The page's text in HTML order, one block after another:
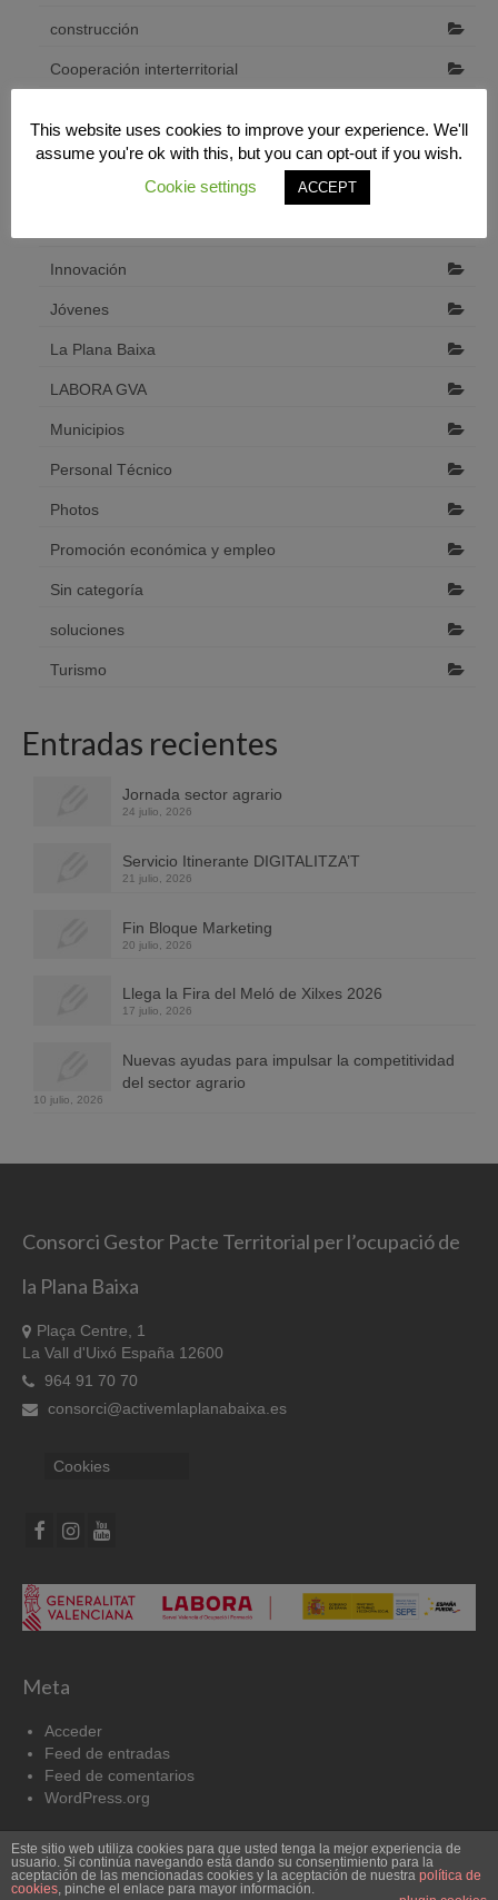
construcción
Cooperación interterritorial
Diputació de Castelló
emprendedores
Innovación
Jóvenes
La Plana Baixa
LABORA GVA
Municipios
Personal Técnico
Photos
Promoción económica y empleo
Sin categoría
soluciones
Turismo
Entradas recientes
Jornada sector agrario
24 julio, 2026
Servicio Itinerante DIGITALITZA’T
21 julio, 2026
Fin Bloque Marketing
20 julio, 2026
Llega la Fira del Meló de Xilxes 2026
17 julio, 2026
Nuevas ayudas para impulsar la competitividad
del sector agrario
10 julio, 2026
Consorci Gestor Pacte Territorial per l’ocupació de
la Plana Baixa
Plaça Centre, 1
La Vall d'Uixó España 12600
964 91 70 70
consorci@activemlaplanabaixa.es
Cookies
Meta
Acceder
Feed de entradas
Feed de comentarios
WordPress.org
Cookies Aviso Legal
© 2026 Pacto por el Empleo
Este sitio web utiliza cookies para que usted tenga la mejor experiencia de
usuario. Si continúa navegando está dando su consentimiento para la
aceptación de las mencionadas cookies y la aceptación de nuestra política de
cookies, pinche el enlace para mayor información.
This website uses cookies to improve your experience. We'll
assume you're ok with this, but you can opt-out if you wish.
Cookie settings
ACCEPT